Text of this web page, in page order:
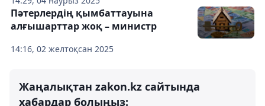
14:16, 02 желтоқсан 2025
Пәтерлердің қымбаттауына
алғышарттар жоқ – министр
Жаңалықтан zakon.kz сайтында
хабардар болыңыз: